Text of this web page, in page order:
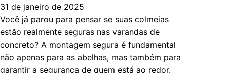
31 de janeiro de 2025
Você já parou para pensar se suas colmeias
estão realmente seguras nas varandas de
concreto? A montagem segura é fundamental
não apenas para as abelhas, mas também para
garantir a segurança de quem está ao redor.